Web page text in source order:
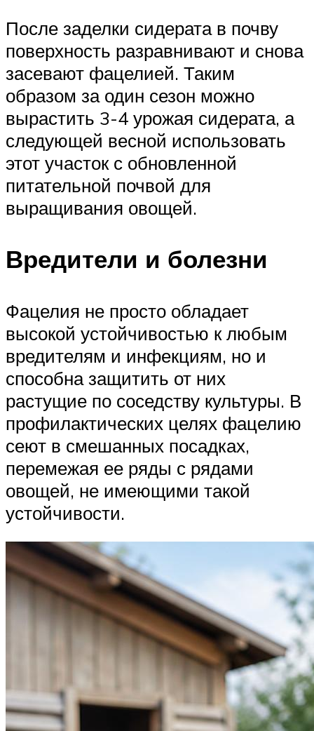
После заделки сидерата в почву
поверхность разравнивают и снова
засевают фацелией. Таким
образом за один сезон можно
вырастить 3-4 урожая сидерата, а
следующей весной использовать
этот участок с обновленной
питательной почвой для
выращивания овощей.
Вредители и болезни
Фацелия не просто обладает
высокой устойчивостью к любым
вредителям и инфекциям, но и
способна защитить от них
растущие по соседству культуры. В
профилактических целях фацелию
сеют в смешанных посадках,
перемежая ее ряды с рядами
овощей, не имеющими такой
устойчивости.